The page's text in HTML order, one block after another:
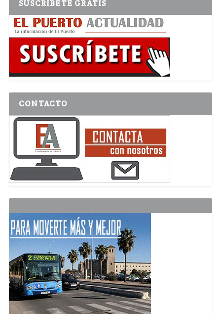
SUSCRÍBETE GRATIS
CONTACTO